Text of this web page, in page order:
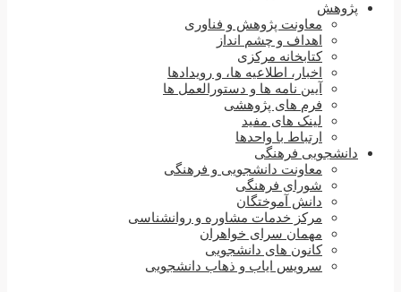
پژوهش
معاونت پژوهش و فناوری
اهداف و چشم انداز
کتابخانه مرکزی
اخبار، اطلاعیه ها، و رویدادها
آیین نامه ها و دستورالعمل ها
فرم های پژوهشی
لینک های مفید
ارتباط با واحدها
دانشجویی فرهنگی
معاونت دانشجویی و فرهنگی
شورای فرهنگی
دانش آموختگان
مرکز خدمات مشاوره و روانشناسی
مهمان سرای خواهران
کانون های دانشجویی
سرویس ایاب و ذهاب دانشجویی